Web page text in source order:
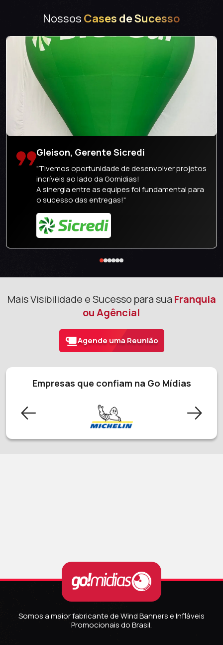
Nossos Cases de Sucesso
Gleison, Gerente Sicredi
"Tivemos oportunidade de desenvolver projetos
incríveis ao lado da Gomidias!
A sinergia entre as equipes foi fundamental para
o sucesso das entregas!"
Mais Visibilidade e Sucesso para sua Franquia
ou Agência!
Agende uma Reunião
Empresas que confiam na Go Mídias
Somos a maior fabricante de Wind Banners e Infláveis
Promocionais do Brasil.